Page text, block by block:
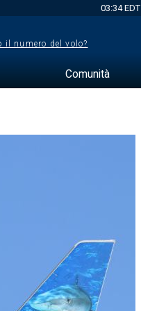
03:34 EDT
il numero del volo?
Comunità